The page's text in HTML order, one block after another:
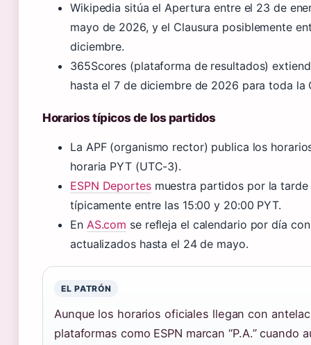
Wikipedia sitúa el Apertura entre el 23 de
mayo de 2026, y el Clausura posiblemente
diciembre.
365Scores (plataforma de resultados)
hasta el 7 de diciembre de 2026 para toda la
Horarios típicos de los partidos
La APF (organismo rector) publica los
horaria PYT (UTC-3).
ESPN Deportesmuestra partidos por la tarde
típicamente entre las 15:00 y 20:00 PYT.
En AS.com se refleja el calendario por día
actualizados hasta el 24 de mayo.
EL PATRÓN
Aunque los horarios oficiales llegan con
plataformas como ESPN marcan “P.A.” cuando